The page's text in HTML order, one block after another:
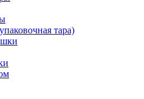
тара)